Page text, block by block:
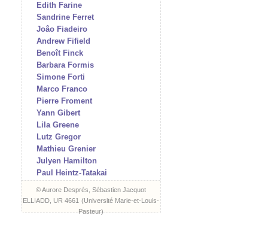
Edith Farine
Sandrine Ferret
Joâo Fiadeiro
Andrew Fifield
Benoît Finck
Barbara Formis
Simone Forti
Marco Franco
Pierre Froment
Yann Gibert
Lila Greene
Lutz Gregor
Mathieu Grenier
Julyen Hamilton
Paul Heintz-Tatakai
Martina Hochmuth
Aat Hougee
I/O (Vidéo & Edition)
© Aurore Després, Sébastien Jacquot
ELLIADD, UR 4661 (Université Marie-et-Louis-
Pasteur)